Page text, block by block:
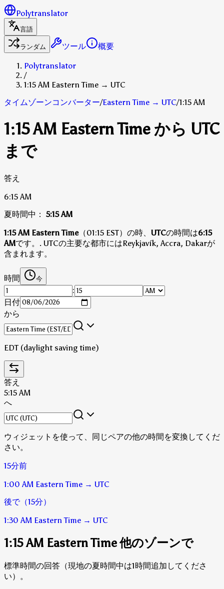
Polytranslator
言語
ランダム ツール 概要
Polytranslator
/
1:15 AM Eastern Time → UTC
タイムゾーンコンバーター/Eastern Time → UTC/1:15 AM
1:15 AM Eastern Time から UTC
まで
答え
6:15 AM
夏時間中： 5:15 AM
1:15 AM Eastern Time（01:15 EST）の時、 UTCの時間は6:15
AMです。 . UTCの主要な都市にはReykjavík, Accra, Dakarが
含まれます。
時間 今
:
日付
から
EDT (daylight saving time)
答え
5:15 AM
へ
ウィジェットを使って、同じペアの他の時間を変換してくだ
さい。
15分前
1:00 AM Eastern Time → UTC
後で（15分）
1:30 AM Eastern Time → UTC
1:15 AM Eastern Time 他のゾーンで
標準時間の回答（現地の夏時間中は1時間追加してくださ
い）。